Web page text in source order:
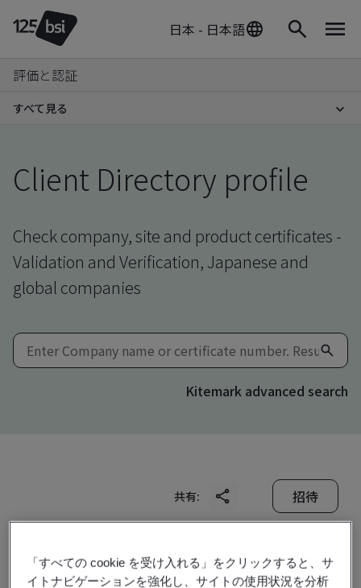
日本 - 日本語
評価と認証
すべて見る
Client Directory profile
Check company, site and product certificates -
Validation and Verification, Japanese and
global companies
Kitemark advanced search
共有: 招待
「すべての cookie を受け入れる」をクリックすると、サ
イトナビゲーションを強化し、サイトの使用状況を分析